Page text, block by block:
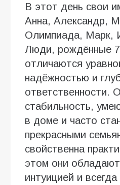
В этот день свои
Анна, Александр,
Олимпиада, Марк,
Люди, рождённые 7
отличаются
надёжностью и
ответственности.
стабильность,
в доме и часто
прекрасными
свойственна
этом они
интуицией и